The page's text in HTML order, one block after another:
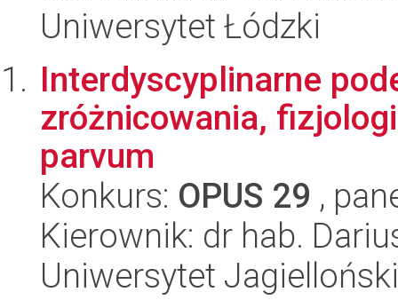
Uniwersytet Łódzki
Interdyscyplinarne
zróżnicowania,
parvum
Konkurs: OPUS 29 ,
Kierownik: dr hab.
Uniwersytet Jagielloński